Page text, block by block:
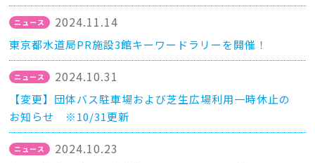
2024.11.14
東京都水道局PR施設3館キーワードラリーを開催！
2024.10.31
【変更】団体バス駐車場および芝生広場利用一時休止の
お知らせ ※10/31更新
2024.10.23